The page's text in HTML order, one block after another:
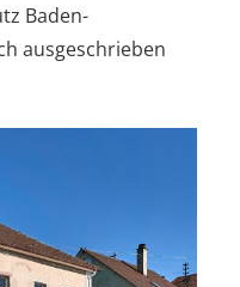
Baden-
ausgeschrieben